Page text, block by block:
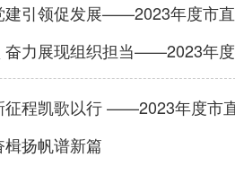
建引领促发展——2023年度市
奋力展现组织担当——2023年
征程凯歌以行 ——2023年度市
扬帆谱新篇